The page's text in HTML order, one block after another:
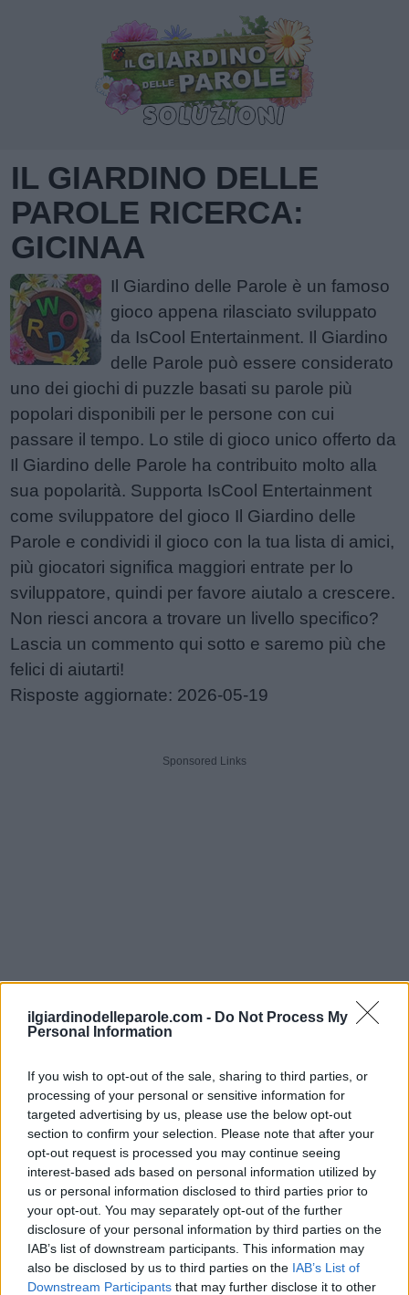
ilgiardinodelleparole.com - Do Not Process My
Personal Information
If you wish to opt-out of the sale, sharing to third parties, or
processing of your personal or sensitive information for
targeted advertising by us, please use the below opt-out
section to confirm your selection. Please note that after your
opt-out request is processed you may continue seeing
interest-based ads based on personal information utilized by
us or personal information disclosed to third parties prior to
your opt-out. You may separately opt-out of the further
disclosure of your personal information by third parties on the
IAB’s list of downstream participants. This information may
also be disclosed by us to third parties on the IAB’s List of
Downstream Participants that may further disclose it to other
IL GIARDINO DELLE
PAROLE RICERCA:
GICINAA
Il Giardino delle Parole è un famoso
gioco appena rilasciato sviluppato
da IsCool Entertainment. Il Giardino
delle Parole può essere considerato
uno dei giochi di puzzle basati su parole più
popolari disponibili per le persone con cui
passare il tempo. Lo stile di gioco unico offerto da
Il Giardino delle Parole ha contribuito molto alla
sua popolarità. Supporta IsCool Entertainment
come sviluppatore del gioco Il Giardino delle
Parole e condividi il gioco con la tua lista di amici,
più giocatori significa maggiori entrate per lo
sviluppatore, quindi per favore aiutalo a crescere.
Non riesci ancora a trovare un livello specifico?
Lascia un commento qui sotto e saremo più che
felici di aiutarti!
Risposte aggiornate: 2026-05-19
Sponsored Links
Inserisci tutte le lettere del puzzle:
Inserisci
tutte
lettere
del
puzzle:
Ricerca
Siamo spiacenti, non abbiamo trovato il tuo
puzzle, quindi ecco un elenco di parole che
potrebbero esserti utili.
1. A C I N
I